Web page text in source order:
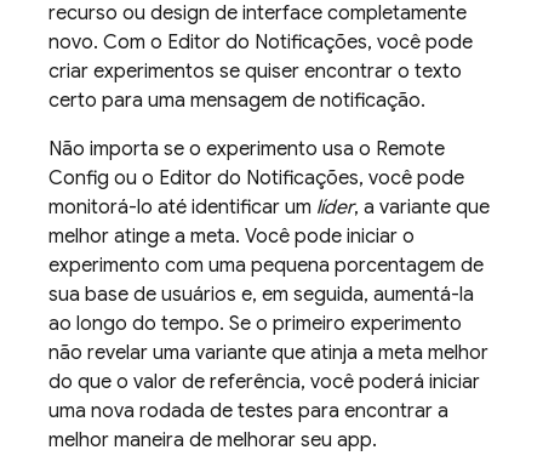
recurso ou design de interface completamente
novo. Com o Editor do Notificações, você pode
criar experimentos se quiser encontrar o texto
certo para uma mensagem de notificação.
Não importa se o experimento usa o Remote
Config ou o Editor do Notificações, você pode
monitorá-lo até identificar um líder, a variante que
melhor atinge a meta. Você pode iniciar o
experimento com uma pequena porcentagem de
sua base de usuários e, em seguida, aumentá-la
ao longo do tempo. Se o primeiro experimento
não revelar uma variante que atinja a meta melhor
do que o valor de referência, você poderá iniciar
uma nova rodada de testes para encontrar a
melhor maneira de melhorar seu app.